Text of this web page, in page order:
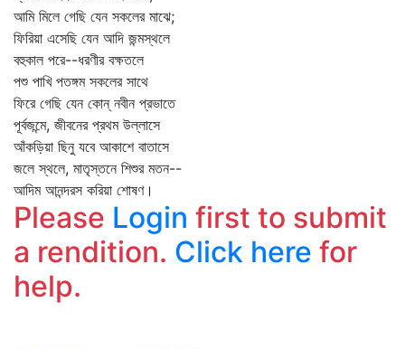
আমি মিলে গেছি যেন সকলের মাঝে;
ফিরিয়া এসেছি যেন আদি জন্মস্থলে
বহুকাল পরে--ধরণীর বক্ষতলে
পশু পাখি পতঙ্গম সকলের সাথে
ফিরে গেছি যেন কোন্‌ নবীন প্রভাতে
পূর্বজন্মে, জীবনের প্রথম উল্লাসে
আঁকড়িয়া ছিনু যবে আকাশে বাতাসে
জলে স্থলে, মাতৃস্তনে শিশুর মতন--
আদিম আনন্দরস করিয়া শোষণ।
Please Login first to submit
a rendition. Click here for
help.